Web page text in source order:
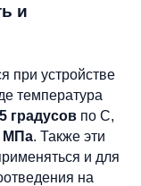
и
при устройстве
температура
градусов по С,
МПа. Также эти
и для
на